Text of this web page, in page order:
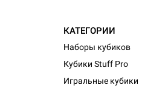
КАТЕГОРИИ
Наборы кубиков
Кубики Stuff Pro
Игральные кубики